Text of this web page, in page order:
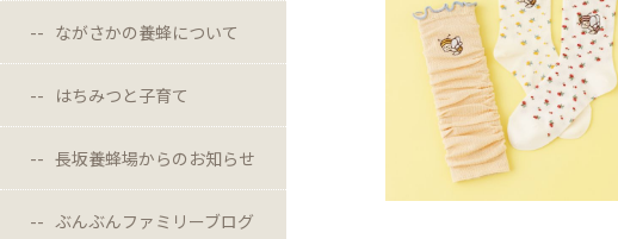
ながさかの養蜂について
はちみつと子育て
長坂養蜂場からのお知らせ
ぶんぶんファミリーブログ